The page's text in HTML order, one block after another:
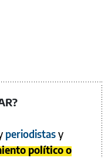
periodistasy
político o